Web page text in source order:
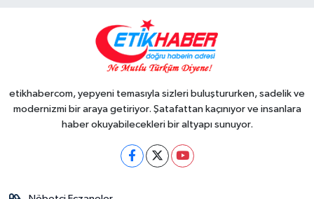
etikhabercom, yepyeni temasıyla sizleri buluştururken, sadelik ve
modernizmi bir araya getiriyor. Şatafattan kaçınıyor ve insanlara
haber okuyabilecekleri bir altyapı sunuyor.